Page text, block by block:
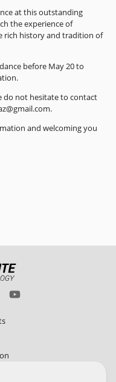
at this outstanding
the experience of
rich history and tradition of
before May 20 to
do not hesitate to contact
and welcoming you